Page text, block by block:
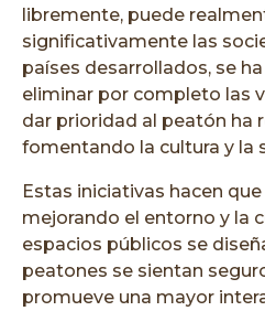
libremente, puede
significativamente las
países desarrollados, se
eliminar por completo las
dar prioridad al peatón ha
fomentando la cultura y la
Estas iniciativas hacen
mejorando el entorno y la
espacios públicos se
peatones se sientan
promueve una mayor